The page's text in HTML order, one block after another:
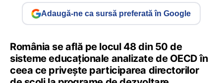
Adaugă-ne ca sursă preferată în Google
România se află pe locul 48 din 50 de
sisteme educaționale analizate de OECD în
ceea ce privește participarea directorilor